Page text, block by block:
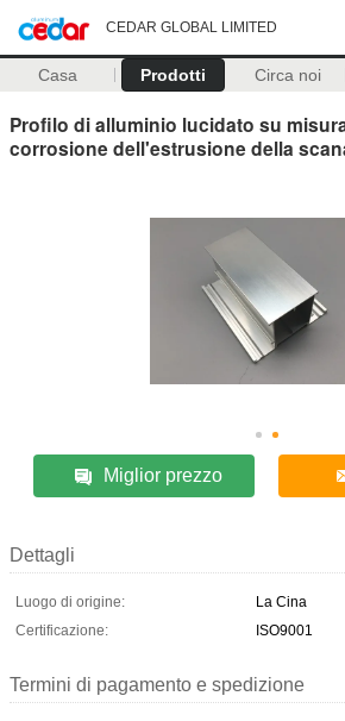
CEDAR GLOBAL LIMITED
Casa Prodotti Circa noi
Profilo di alluminio lucidato su
corrosione dell'estrusione della
Miglior prezzo
Dettagli
Luogo di origine:
La Cina
Certificazione:
ISO9001
Termini di pagamento e spedizione